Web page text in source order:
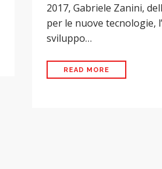
2017, Gabriele Zanini,
per le nuove tecnologie,
sviluppo…
READ MORE